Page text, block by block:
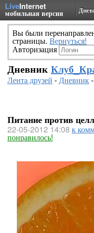
LiveInternet
мобильная версия
Вы были
страницы. Вернуться!
Авторизация
Дневник
Лента друзей -Дневник-
Питание против
22-05-2012 14:08 к
понравилось!